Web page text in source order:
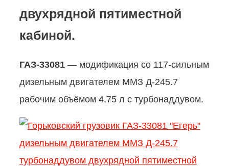
двухрядной пятиместной
кабиной.
ГАЗ-33081 — модификация со 117-сильным
дизельным двигателем ММЗ Д-245.7
рабочим объёмом 4,75 л с турбонаддувом.